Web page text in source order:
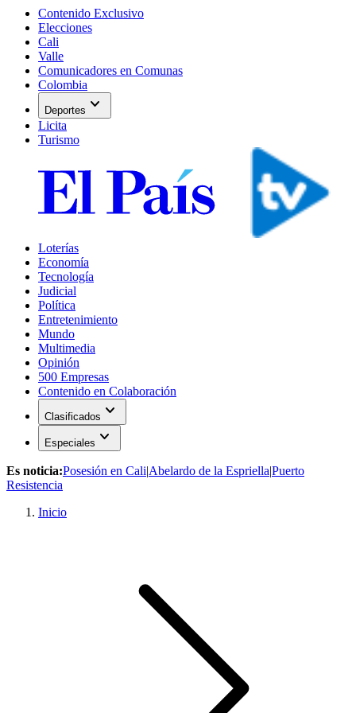
Contenido Exclusivo
Elecciones
Cali
Valle
Comunicadores en Comunas
Colombia
Deportes expand_more
Licita
Turismo
Loterías
Economía
Tecnología
Judicial
Política
Entretenimiento
Mundo
Multimedia
Opinión
500 Empresas
Contenido en Colaboración
Clasificados expand_more
Especiales expand_more
Es noticia:Posesión en Cali|Abelardo de la Espriella|Puerto
Resistencia
Inicio